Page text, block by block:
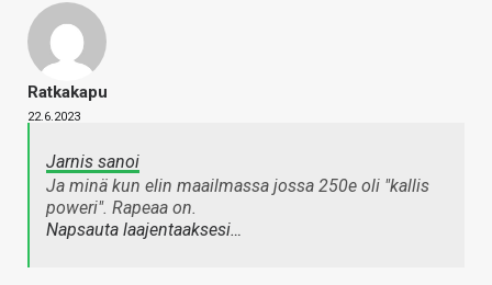
Ratkakapu
22.6.2023
Jarnis sanoi
Ja minä kun elin maailmassa jossa 250e oli "kallis
poweri". Rapeaa on.
Napsauta laajentaaksesi…